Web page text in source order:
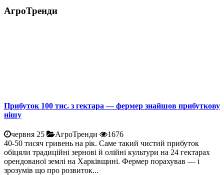
АгроТренди
Прибуток 100 тис. з гектара — фермер знайшов прибуткову
нішу
червня 25 АгроТренди
1676
40-50 тисяч гривень на рік. Саме такий чистий прибуток
обіцяли традиційні зернові й олійні культури на 24 гектарах
орендованої землі на Харківщині. Фермер порахував — і
зрозумів що про розвиток...